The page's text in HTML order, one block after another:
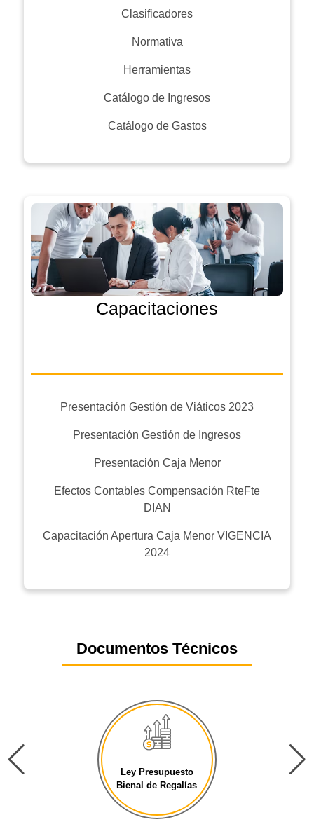
Clasificadores
Normativa
Herramientas
Catálogo de Ingresos
Catálogo de Gastos
Capacitaciones
Presentación Gestión de Viáticos 2023
Presentación Gestión de Ingresos
Presentación Caja Menor
Efectos Contables Compensación RteFte
DIAN
Capacitación Apertura Caja Menor VIGENCIA
2024
Documentos Técnicos
Ley Presupuesto
Bienal de Regalías